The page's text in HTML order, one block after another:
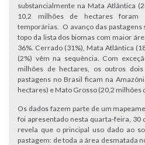
substancialmente na Mata Atlântica
10,2 milhões de hectares foram
temporárias. O avanço das pastagens
topo da lista dos biomas com maior
36%. Cerrado (31%), Mata Atlântica
(2%) vêm na sequência. Com
milhões de hectares, os outros
pastagens no Brasil ficam na
hectares) e Mato Grosso (20,2 milhões
Os dados fazem parte de um
foi apresentado nesta quarta-feira, 30
revela que o principal uso dado ao
pastagem: de toda a área desmatada